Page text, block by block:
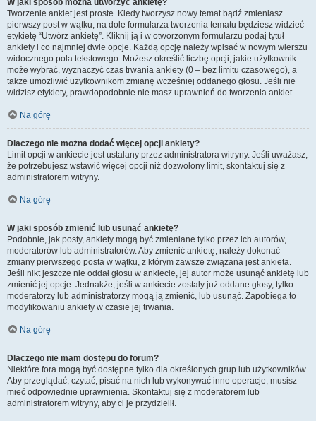
W jaki sposób można utworzyć ankietę?
Tworzenie ankiet jest proste. Kiedy tworzysz nowy temat bądź zmieniasz
pierwszy post w wątku, na dole formularza tworzenia tematu będziesz widzieć
etykietę “Utwórz ankietę”. Kliknij ją i w otworzonym formularzu podaj tytuł
ankiety i co najmniej dwie opcje. Każdą opcję należy wpisać w nowym wierszu
widocznego pola tekstowego. Możesz określić liczbę opcji, jakie użytkownik
może wybrać, wyznaczyć czas trwania ankiety (0 – bez limitu czasowego), a
także umożliwić użytkownikom zmianę wcześniej oddanego głosu. Jeśli nie
widzisz etykiety, prawdopodobnie nie masz uprawnień do tworzenia ankiet.
Na górę
Dlaczego nie można dodać więcej opcji ankiety?
Limit opcji w ankiecie jest ustalany przez administratora witryny. Jeśli uważasz,
że potrzebujesz wstawić więcej opcji niż dozwolony limit, skontaktuj się z
administratorem witryny.
Na górę
W jaki sposób zmienić lub usunąć ankietę?
Podobnie, jak posty, ankiety mogą być zmieniane tylko przez ich autorów,
moderatorów lub administratorów. Aby zmienić ankietę, należy dokonać
zmiany pierwszego posta w wątku, z którym zawsze związana jest ankieta.
Jeśli nikt jeszcze nie oddał głosu w ankiecie, jej autor może usunąć ankietę lub
zmienić jej opcje. Jednakże, jeśli w ankiecie zostały już oddane głosy, tylko
moderatorzy lub administratorzy mogą ją zmienić, lub usunąć. Zapobiega to
modyfikowaniu ankiety w czasie jej trwania.
Na górę
Dlaczego nie mam dostępu do forum?
Niektóre fora mogą być dostępne tylko dla określonych grup lub użytkowników.
Aby przeglądać, czytać, pisać na nich lub wykonywać inne operacje, musisz
mieć odpowiednie uprawnienia. Skontaktuj się z moderatorem lub
administratorem witryny, aby ci je przydzielił.